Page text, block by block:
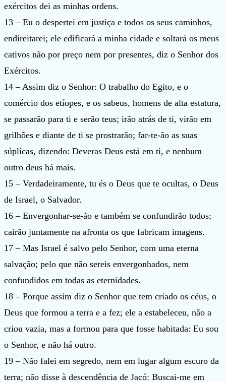
exércitos dei as minhas ordens.
13 – Eu o despertei em justiça e todos os seus caminhos,
endireitarei; ele edificará a minha cidade e soltará os meus
cativos não por preço nem por presentes, diz o Senhor dos
Exércitos.
14 – Assim diz o Senhor: O trabalho do Egito, e o
comércio dos etíopes, e os sabeus, homens de alta estatura,
se passarão para ti e serão teus; irão atrás de ti, virão em
grilhões e diante de ti se prostrarão; far-te-ão as suas
súplicas, dizendo: Deveras Deus está em ti, e nenhum
outro deus há mais.
15 – Verdadeiramente, tu és o Deus que te ocultas, o Deus
de Israel, o Salvador.
16 – Envergonhar-se-ão e também se confundirão todos;
cairão juntamente na afronta os que fabricam imagens.
17 – Mas Israel é salvo pelo Senhor, com uma eterna
salvação; pelo que não sereis envergonhados, nem
confundidos em todas as eternidades.
18 – Porque assim diz o Senhor que tem criado os céus, o
Deus que formou a terra e a fez; ele a estabeleceu, não a
criou vazia, mas a formou para que fosse habitada: Eu sou
o Senhor, e não há outro.
19 – Não falei em segredo, nem em lugar algum escuro da
terra; não disse à descendência de Jacó: Buscai-me em